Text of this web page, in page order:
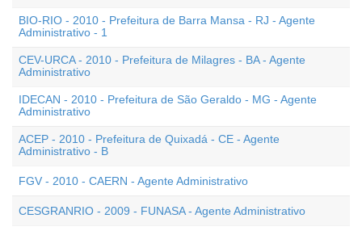
BIO-RIO - 2010 - Prefeitura de Barra Mansa - RJ - Agente
Administrativo - 1
CEV-URCA - 2010 - Prefeitura de Milagres - BA - Agente
Administrativo
IDECAN - 2010 - Prefeitura de São Geraldo - MG - Agente
Administrativo
ACEP - 2010 - Prefeitura de Quixadá - CE - Agente
Administrativo - B
FGV - 2010 - CAERN - Agente Administrativo
CESGRANRIO - 2009 - FUNASA - Agente Administrativo